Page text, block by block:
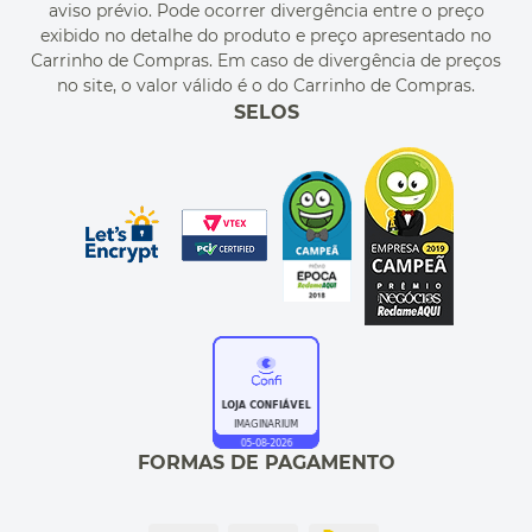
MEU PEDIDO
CUPONS DE DESCONTO
aviso prévio. Pode ocorrer divergência entre o preço
exibido no detalhe do produto e preço apresentado no
Carrinho de Compras. Em caso de divergência de preços
no site, o valor válido é o do Carrinho de Compras.
SELOS
FORMAS DE PAGAMENTO